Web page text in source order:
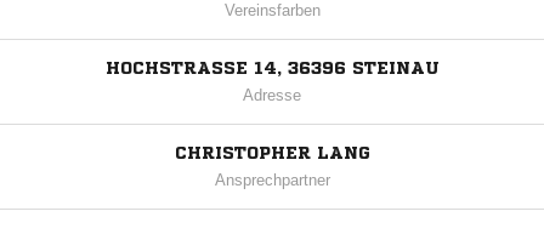
Vereinsfarben
HOCHSTRASSE 14, 36396 STEINAU
Adresse
CHRISTOPHER LANG
Ansprechpartner